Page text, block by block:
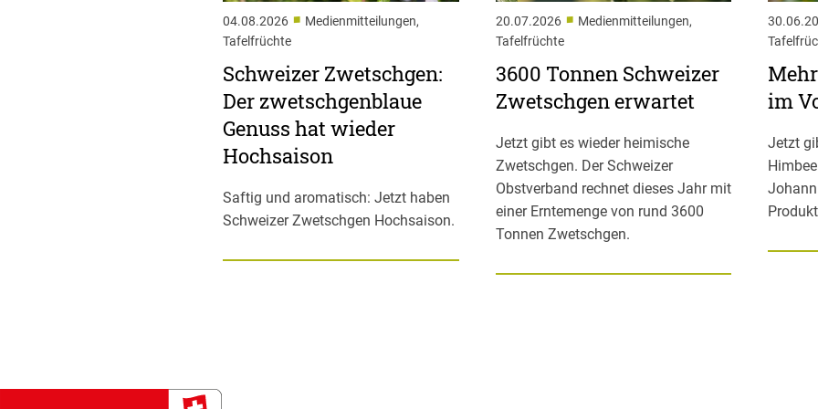
04.08.2026 ■ Medienmitteilungen,
Tafelfrüchte
Schweizer Zwetschgen:
Der zwetschgenblaue
Genuss hat wieder
Hochsaison
Saftig und aromatisch: Jetzt haben
Schweizer Zwetschgen Hochsaison.
20.07.2026 ■ Medienmitteilungen,
Tafelfrüchte
3600 Tonnen Schweizer
Zwetschgen erwartet
Jetzt gibt es wieder heimische
Zwetschgen. Der Schweizer
Obstverband rechnet dieses Jahr mit
einer Erntemenge von rund 3600
Tonnen Zwetschgen.
im
Jetzt